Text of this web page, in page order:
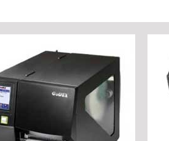
y cartulinas, con y sin
papel mate, couche,
alto brillo, térmicas,
(plata, blanco,